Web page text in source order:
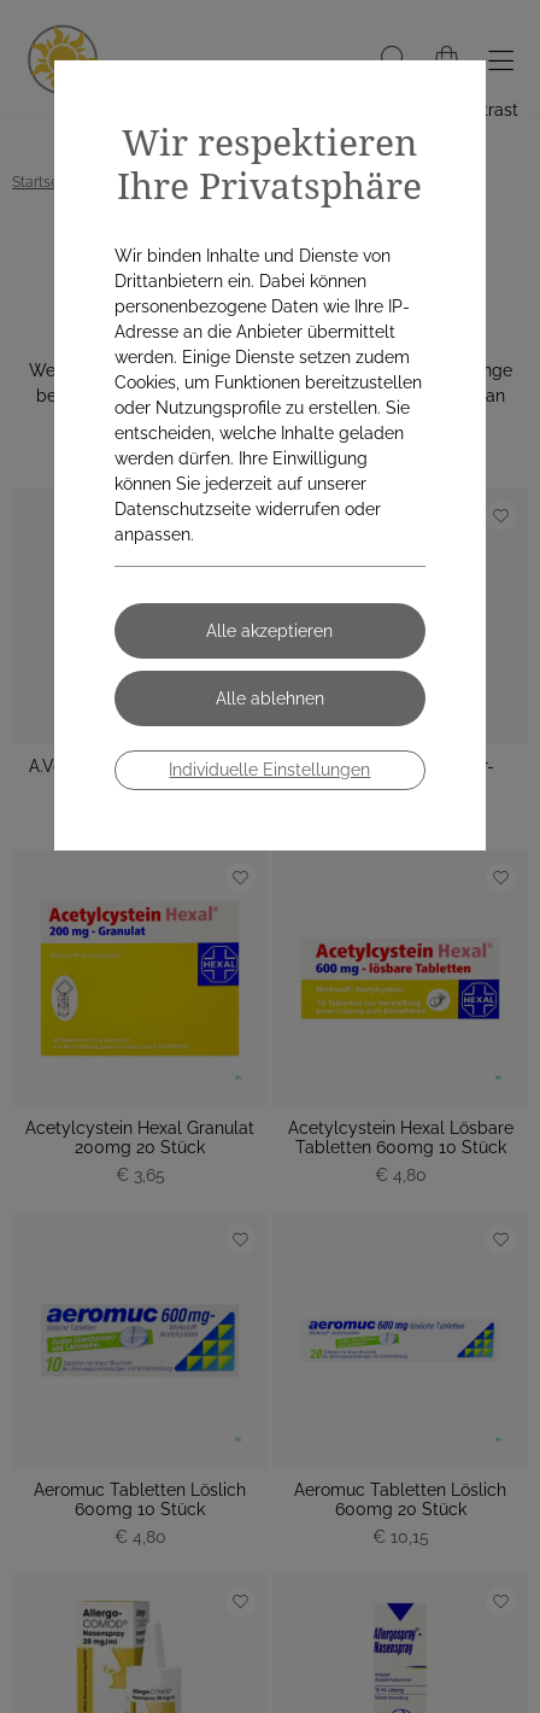
Hoher Kontrast
Startseite Alle Produkte Anwendungsgebiete Atemwege
Atemwege
Wenn der Hals krazt, die Atemwege verstopft oder die Lunge
bedrückt ist, dann finden Sie
eine große Auswahl an
Produkten, die Abhilfe schaffen können.
A.Vogel Bronchiforce Honig-
eibisch Spray (30 ml)
Aboca Fitonasal Kinder-
Nasenspray (125 ml)
Acetylcystein Hexal Granulat
200mg 20 Stück
€ 3,65
Acetylcystein Hexal Lösbare
Tabletten 600mg 10 Stück
€ 4,80
Aeromuc Tabletten Löslich
600mg 10 Stück
€ 4,80
Aeromuc Tabletten Löslich
600mg 20 Stück
€ 10,15
Wir respektieren
Ihre Privatsphäre
Wir binden Inhalte und Dienste von
Drittanbietern ein. Dabei können
personenbezogene Daten wie Ihre IP-
Adresse an die Anbieter übermittelt
werden. Einige Dienste setzen zudem
Cookies, um Funktionen bereitzustellen
oder Nutzungsprofile zu erstellen. Sie
entscheiden, welche Inhalte geladen
werden dürfen. Ihre Einwilligung
können Sie jederzeit auf unserer
Datenschutzseite widerrufen oder
anpassen.
Individuelle Einstellungen